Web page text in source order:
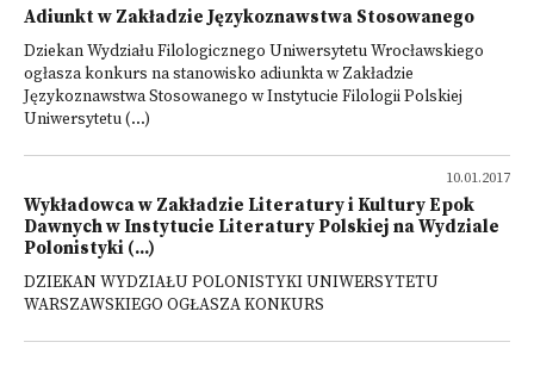
Adiunkt w Zakładzie Językoznawstwa Stosowanego
Dziekan Wydziału Filologicznego Uniwersytetu Wrocławskiego
ogłasza konkurs na stanowisko adiunkta w Zakładzie
Językoznawstwa Stosowanego w Instytucie Filologii Polskiej
Uniwersytetu (...)
10.01.2017
Wykładowca w Zakładzie Literatury i Kultury Epok
Dawnych w Instytucie Literatury Polskiej na Wydziale
Polonistyki (...)
DZIEKAN WYDZIAŁU POLONISTYKI UNIWERSYTETU
WARSZAWSKIEGO OGŁASZA KONKURS